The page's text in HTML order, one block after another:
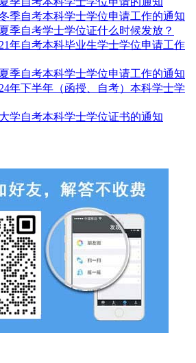
季自考本科学士学位申请工作的通知
季自考学士学位证什么时候发放？
年自考本科毕业生学士学位申请工作
季自考本科学士学位申请工作的通知
年下半年（函授、自考）本科学士学
学自考本科学士学位证书的通知